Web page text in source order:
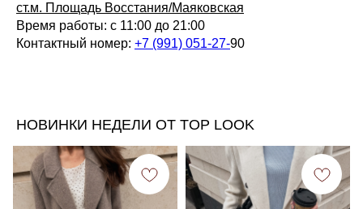
ст.м. Площадь Восстания/Маяковская
Время работы: с 11:00 до 21:00
Контактный номер: +7 (991) 051-27-90
НОВИНКИ НЕДЕЛИ ОТ TOP LOOK